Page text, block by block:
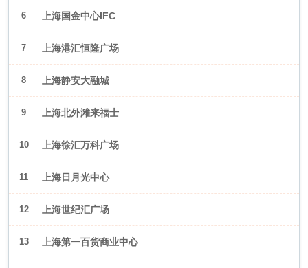
6 上海国金中心IFC
7 上海港汇恒隆广场
8 上海静安大融城
9 上海北外滩来福士
10 上海徐汇万科广场
11 上海日月光中心
12 上海世纪汇广场
13 上海第一百货商业中心